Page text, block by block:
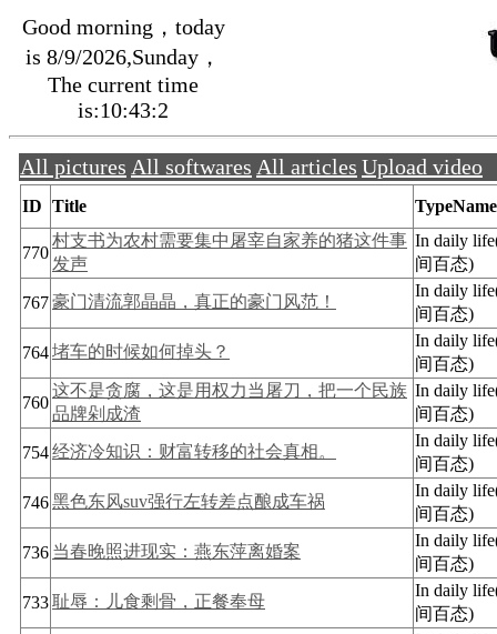
Good morning，today
is 8/9/2026,Sunday，
The current time
is:10:43:3
All pictures All softwares All articles Upload video
ID Title TypeName
770
村支书为农村需要集中屠宰自家养的猪这件事
发声
In daily
间百态)
767豪门清流郭晶晶，真正的豪门风范！
In daily
间百态)
764堵车的时候如何掉头？
In daily
间百态)
760
这不是贪腐，这是用权力当屠刀，把一个民族
品牌剁成渣
In daily
间百态)
754经济冷知识：财富转移的社会真相。
In daily
间百态)
746黑色东风suv强行左转差点酿成车祸
In daily
间百态)
736 当春晚照进现实：燕东萍离婚案
In daily
间百态)
733耻辱：儿食剩骨，正餐奉母
In daily
间百态)